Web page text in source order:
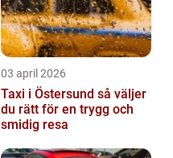
03 april 2026
Taxi i Östersund så väljer
du rätt för en trygg och
smidig resa